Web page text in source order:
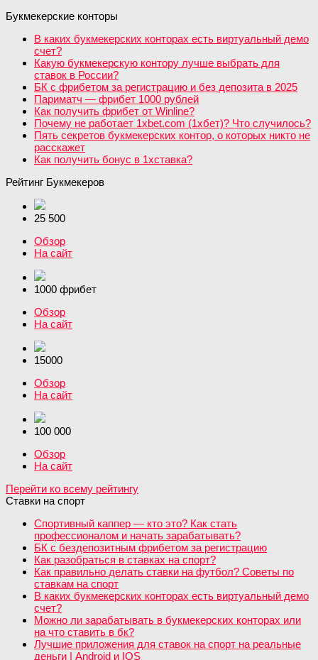
Букмекерские конторы
В каких букмекерских конторах есть виртуальный демо
счет?
Какую букмекерскую контору лучше выбрать для
ставок в России?
БК с фрибетом за регистрацию и без депозита в 2025
Париматч — фрибет 1000 рублей
Как получить фрибет от Winline?
Почему не работает 1xbet.com (1хбет)? Что случилось?
Пять секретов букмекерских контор, о которых никто не
расскажет
Как получить бонус в 1хставка?
Рейтинг Букмекеров
25 500
Обзор
На сайт
1000 фрибет
Обзор
На сайт
15000
Обзор
На сайт
100 000
Обзор
На сайт
Перейти ко всему рейтингу
Ставки на спорт
Спортивный каппер — кто это? Как стать
профессионалом и начать зарабатывать?
БК с бездепозитным фрибетом за регистрацию
Как разобраться в ставках на спорт?
Как правильно делать ставки на футбол? Советы по
ставкам на спорт
В каких букмекерских конторах есть виртуальный демо
счет?
Можно ли зарабатывать в букмекерских конторах или
на что ставить в бк?
Лучшие приложения для ставок на спорт на реальные
деньги | Android и IOS